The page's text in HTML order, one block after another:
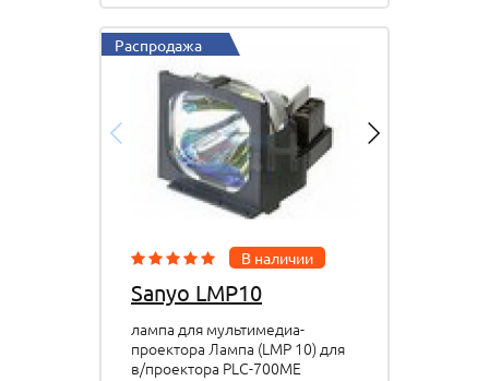
Распродажа
В наличии
Sanyo LMP10
лампа для мультимедиа-
проектора Лампа (LMP 10) для
в/проектора PLC-700ME